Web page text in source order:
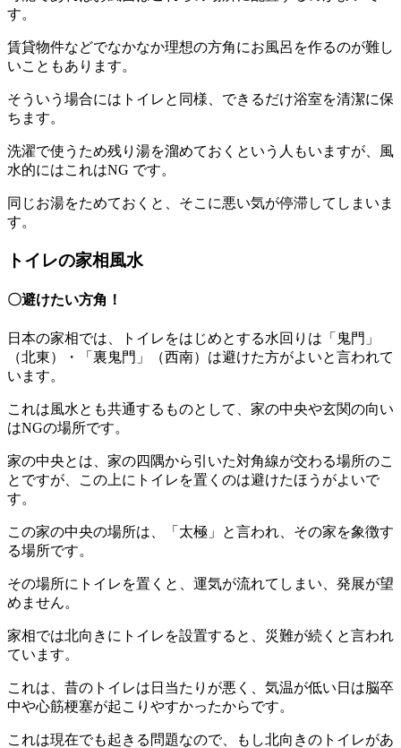
す。
賃貸物件などでなかなか理想の方角にお風呂を作るのが難し
いこともあります。
そういう場合にはトイレと同様、できるだけ浴室を清潔に保
ちます。
洗濯で使うため残り湯を溜めておくという人もいますが、風
水的にはこれはNG です。
同じお湯をためておくと、そこに悪い気が停滞してしまいま
す。
トイレの家相風水
〇避けたい方角！
日本の家相では、トイレをはじめとする水回りは「鬼門」
（北東）・「裏鬼門」（西南）は避けた方がよいと言われて
います。
これは風水とも共通するものとして、家の中央や玄関の向い
はNGの場所です。
家の中央とは、家の四隅から引いた対角線が交わる場所のこ
とですが、この上にトイレを置くのは避けたほうがよいで
す。
この家の中央の場所は、「太極」と言われ、その家を象徴す
る場所です。
その場所にトイレを置くと、運気が流れてしまい、発展が望
めません。
家相では北向きにトイレを設置すると、災難が続くと言われ
ています。
これは、昔のトイレは日当たりが悪く、気温が低い日は脳卒
中や心筋梗塞が起こりやすかったからです。
これは現在でも起きる問題なので、もし北向きのトイレがあ